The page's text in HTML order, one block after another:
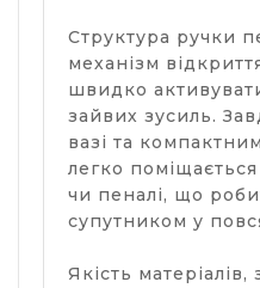
Структура ручки
механізм
швидко
зайвих зусиль.
вазі та
легко
чи пеналі, що
супутником у
Якість